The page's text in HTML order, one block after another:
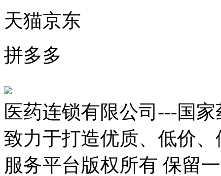
天猫京东
拼多多
医药连锁有限公司---国
致力于打造优质、低价
服务平台版权所有 保留